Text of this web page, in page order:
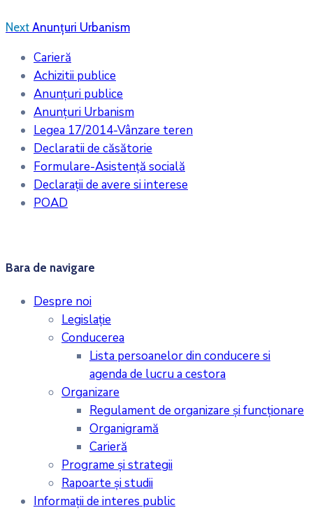
Next Anunțuri Urbanism
Carieră
Achizitii publice
Anunțuri publice
Anunțuri Urbanism
Legea 17/2014-Vânzare teren
Declaratii de căsătorie
Formulare-Asistență socială
Declarații de avere si interese
POAD
Bara de navigare
Despre noi
Legislaţie
Conducerea
Lista persoanelor din conducere si
agenda de lucru a cestora
Organizare
Regulament de organizare și funcționare
Organigramă
Carieră
Programe și strategii
Rapoarte și studii
Informații de interes public